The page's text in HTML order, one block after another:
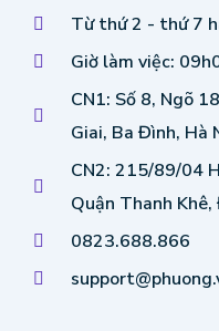
Từ thứ 2 - thứ 7
Giờ làm việc:
CN1: Số 8, Ngõ
Giai, Ba Đình, Hà
CN2: 215/89/04
Quận Thanh
0823.688.866